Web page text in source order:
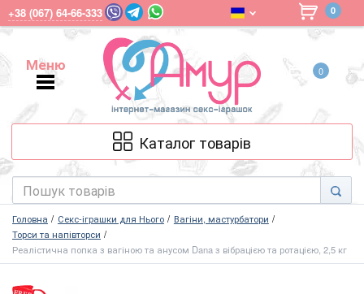
+38 (067) 64-66-333 0
Меню
Меню
0
Каталог товарів
Головна Секс-іграшки для Нього
Вагіни, мастурбатори
Торси та напівторси
Реалістична попка з вагіною та анусом Dana з вібрацією та ротацією, 2,5 кг